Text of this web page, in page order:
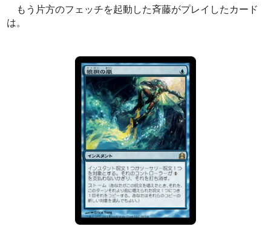
もう片方のフェッチを起動した斉藤がプレイしたカード
は。